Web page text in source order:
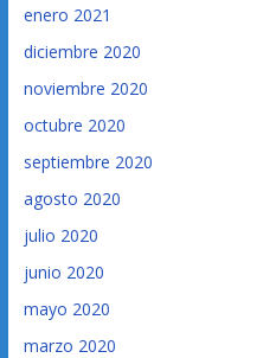
enero 2021
diciembre 2020
noviembre 2020
octubre 2020
septiembre 2020
agosto 2020
julio 2020
junio 2020
mayo 2020
marzo 2020